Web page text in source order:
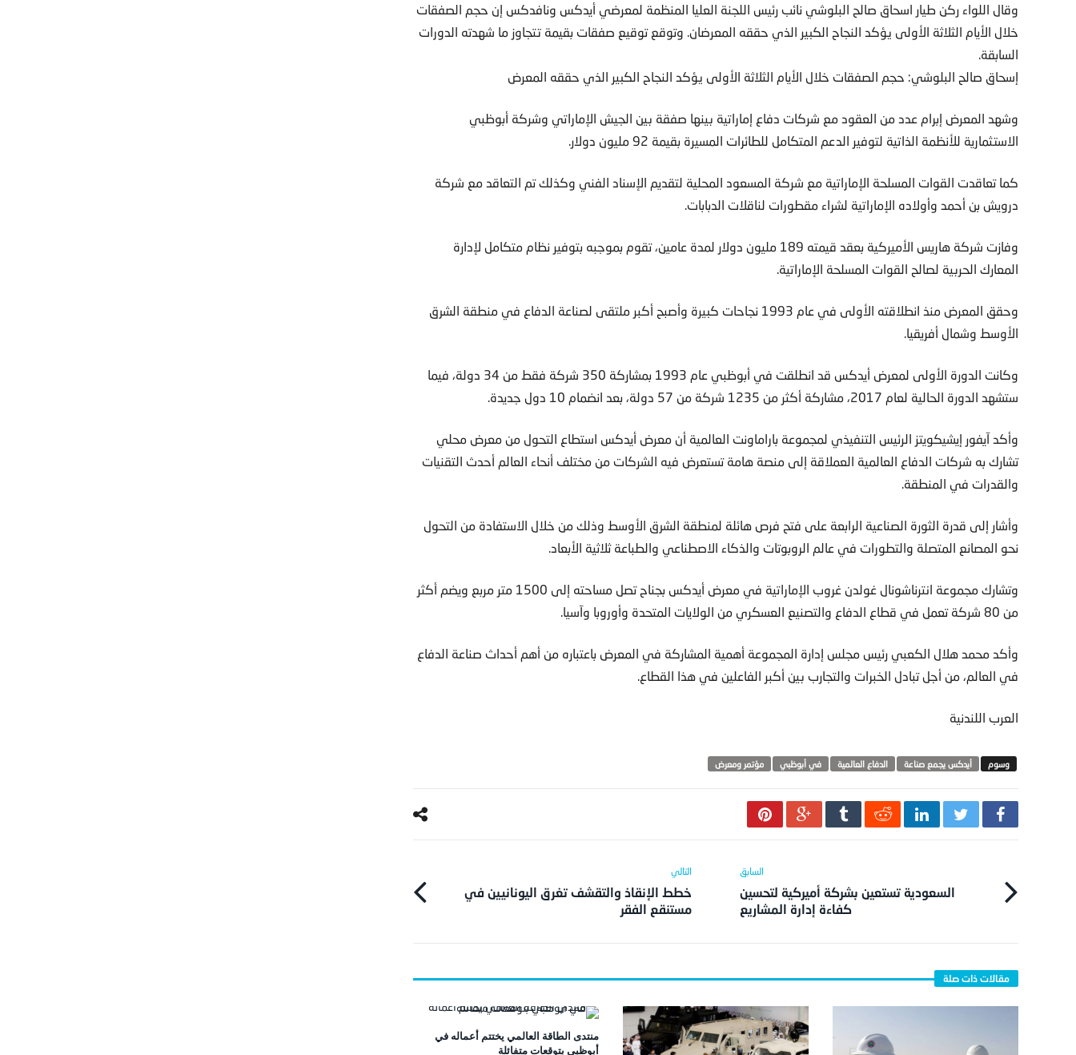
وقال اللواء ركن طيار اسحاق صالح البلوشي نائب رئيس اللجنة العليا المنظمة لمعرضي أيدكس ونافدكس إن حجم الصفقات
خلال الأيام الثلاثة الأولى يؤكد النجاح الكبير الذي حققه المعرضان. وتوقع توقيع صفقات بقيمة تتجاوز ما شهدته الدورات
السابقة.
إسحاق صالح البلوشي: حجم الصفقات خلال الأيام الثلاثة الأولى يؤكد النجاح الكبير الذي حققه المعرض
وشهد المعرض إبرام عدد من العقود مع شركات دفاع إماراتية بينها صفقة بين الجيش الإماراتي وشركة أبوظبي
الاستثمارية للأنظمة الذاتية لتوفير الدعم المتكامل للطائرات المسيرة بقيمة 92 مليون دولار.
كما تعاقدت القوات المسلحة الإماراتية مع شركة المسعود المحلية لتقديم الإسناد الفني وكذلك تم التعاقد مع شركة
درويش بن أحمد وأولاده الإماراتية لشراء مقطورات لناقلات الدبابات.
وفازت شركة هاريس الأميركية بعقد قيمته 189 مليون دولار لمدة عامين، تقوم بموجبه بتوفير نظام متكامل لإدارة
المعارك الحربية لصالح القوات المسلحة الإماراتية.
وحقق المعرض منذ انطلاقته الأولى في عام 1993 نجاحات كبيرة وأصبح أكبر ملتقى لصناعة الدفاع في منطقة الشرق
الأوسط وشمال أفريقيا.
وكانت الدورة الأولى لمعرض أيدكس قد انطلقت في أبوظبي عام 1993 بمشاركة 350 شركة فقط من 34 دولة، فيما
ستشهد الدورة الحالية لعام 2017، مشاركة أكثر من 1235 شركة من 57 دولة، بعد انضمام 10 دول جديدة.
وأكد آيفور إيشيكويتز الرئيس التنفيذي لمجموعة باراماونت العالمية أن معرض أيدكس استطاع التحول من معرض محلي
تشارك به شركات الدفاع العالمية العملاقة إلى منصة هامة تستعرض فيه الشركات من مختلف أنحاء العالم أحدث التقنيات
والقدرات في المنطقة.
وأشار إلى قدرة الثورة الصناعية الرابعة على فتح فرص هائلة لمنطقة الشرق الأوسط وذلك من خلال الاستفادة من التحول
نحو المصانع المتصلة والتطورات في عالم الروبوتات والذكاء الاصطناعي والطباعة ثلاثية الأبعاد.
وتشارك مجموعة انترناشونال غولدن غروب الإماراتية في معرض أيدكس بجناح تصل مساحته إلى 1500 متر مربع ويضم أكثر
من 80 شركة تعمل في قطاع الدفاع والتصنيع العسكري من الولايات المتحدة وأوروبا وآسيا.
وأكد محمد هلال الكعبي رئيس مجلس إدارة المجموعة أهمية المشاركة في المعرض باعتباره من أهم أحداث صناعة الدفاع
في العالم، من أجل تبادل الخبرات والتجارب بين أكبر الفاعلين في هذا القطاع.
العرب اللندنية
أيدكس يجمع صناعة الدفاع العالمية في أبوظبي مؤتمر ومعرض
السعودية تستعين بشركة أميركية لتحسين
كفاءة إدارة المشاريع
خطط الإنقاذ والتقشف تغرق اليونانيين في
مستنقع الفقر
منتدى الطاقة العالمي يختتم أعماله في
أبوظبي بتوقعات متفائلة